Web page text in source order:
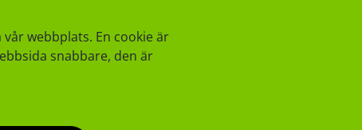
webbplats. En cookie är
snabbare, den är